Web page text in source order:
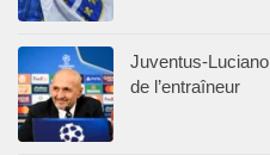
Juventus-Luciano
de l’entraîneur